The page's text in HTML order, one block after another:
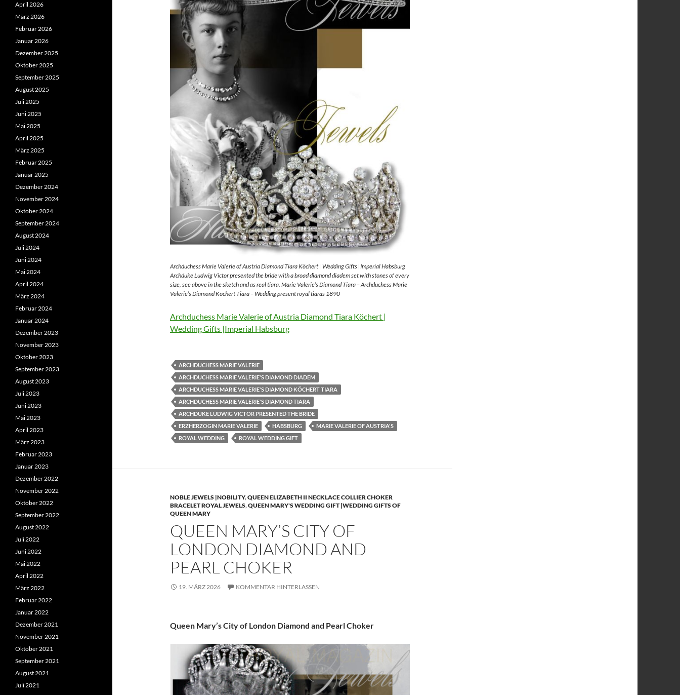
Archduchess Marie Valerie of Austria Diamond Tiara Köchert | Wedding Gifts |Imperial Habsburg
Archduke Ludwig Victor presented the bride with a broad diamond diadem set with stones of every
size, see above in the sketch and as real tiara. Marie Valerie’s Diamond Tiara – Archduchess Marie
Valerie’s Diamond Köchert Tiara – Wedding present royal tiaras 1890
Archduchess Marie Valerie of Austria Diamond Tiara Köchert |
Wedding Gifts |Imperial Habsburg
ARCHDUCHESS MARIE VALERIE
ARCHDUCHESS MARIE VALERIE'S DIAMOND DIADEM
ARCHDUCHESS MARIE VALERIE'S DIAMOND KÖCHERT TIARA
ARCHDUCHESS MARIE VALERIE'S DIAMOND TIARA
ARCHDUKE LUDWIG VICTOR PRESENTED THE BRIDE
ERZHERZOGIN MARIE VALERIE
HABSBURG
MARIE VALERIE OF AUSTRIA'S
ROYAL WEDDING
ROYAL WEDDING GIFT
NOBLE JEWELS |NOBILITY,QUEEN ELIZABETH II NECKLACE COLLIER CHOKER
BRACELET ROYAL JEWELS,QUEEN MARY'S WEDDING GIFT |WEDDING GIFTS OF
QUEEN MARY
QUEEN MARY’S CITY OF
LONDON DIAMOND AND
PEARL CHOKER
19. MÄRZ 2026 KOMMENTAR HINTERLASSEN
Queen Mary’s City of London Diamond and Pearl Choker
April 2026
März 2026
Februar 2026
Januar 2026
Dezember 2025
Oktober 2025
September 2025
August 2025
Juli 2025
Juni 2025
Mai 2025
April 2025
März 2025
Februar 2025
Januar 2025
Dezember 2024
November 2024
Oktober 2024
September 2024
August 2024
Juli 2024
Juni 2024
Mai 2024
April 2024
März 2024
Februar 2024
Januar 2024
Dezember 2023
November 2023
Oktober 2023
September 2023
August 2023
Juli 2023
Juni 2023
Mai 2023
April 2023
März 2023
Februar 2023
Januar 2023
Dezember 2022
November 2022
Oktober 2022
September 2022
August 2022
Juli 2022
Juni 2022
Mai 2022
April 2022
März 2022
Februar 2022
Januar 2022
Dezember 2021
November 2021
Oktober 2021
September 2021
August 2021
Juli 2021